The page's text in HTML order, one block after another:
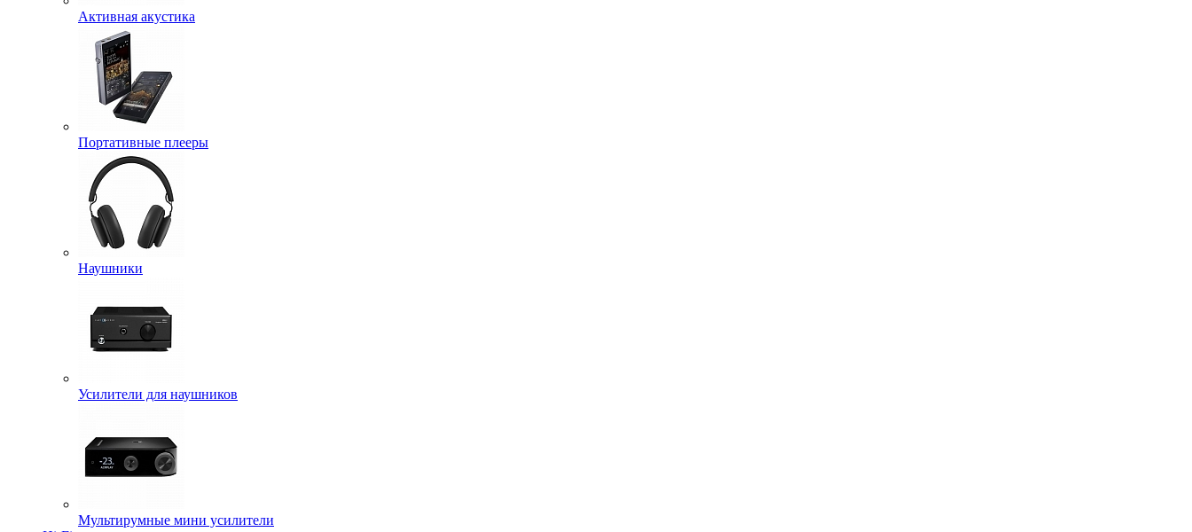
Активная акустика
Портативные плееры
Наушники
Усилители для наушников
Мультирумные мини усилители